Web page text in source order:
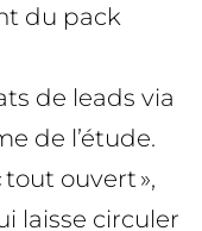
du pack
de leads via
de l’étude.
tout ouvert »,
laisse circuler